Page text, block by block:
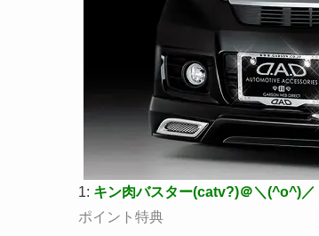
1: キン肉バスター(catv?)＠＼(^o^)／
ポイント特典